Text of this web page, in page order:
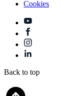
Cookies
Back to top